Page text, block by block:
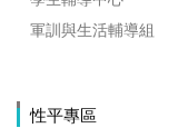
軍訓與生活輔導組
性平專區